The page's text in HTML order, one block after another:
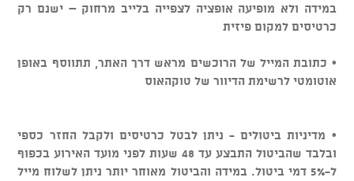
במידה ולא מופיעה אופציה לצפייה בלייב מרחוק – ישנם רק
כרטיסים למקום פיזית
• כתובת המייל של הרוכשים מראש דרך האתר, תתווסף באופן
אוטומטי לרשימת הדיוור של טוקהאוס
• מדיניות ביטולים - ניתן לבטל כרטיסים ולקבל החזר כספי
ובלבד שהביטול התבצע עד 48 שעות לפני מועד האירוע בכפוף
ל-5% דמי ביטול. במידה והביטול מאוחר יותר ניתן לשלוח מייל